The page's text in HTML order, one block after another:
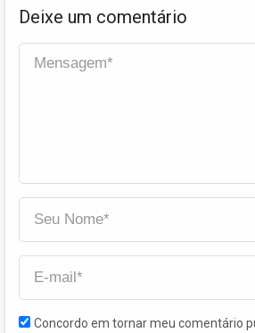
Deixe um comentário
Concordo em tornar meu comentário